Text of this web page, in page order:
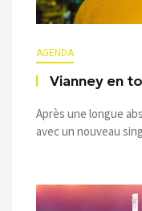
AGENDA
Vianney en
Après une longue
avec un nouveau